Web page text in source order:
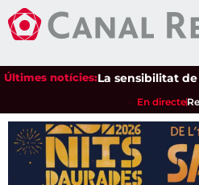
Últimes notícies:La sensibilitat de
En directe